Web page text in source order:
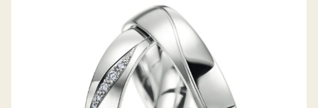
MEISTER TRAURINGE PHANTASTICS